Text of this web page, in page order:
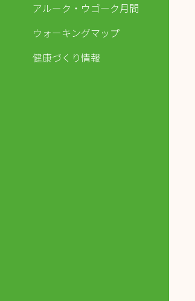
アルーク・ウゴーク月間
ウォーキングマップ
健康づくり情報